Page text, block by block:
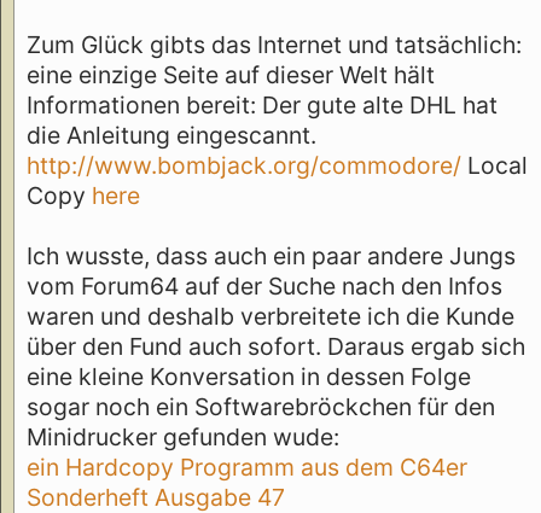
Zum Glück gibts das Internet und tatsächlich:
eine einzige Seite auf dieser Welt hält
Informationen bereit: Der gute alte DHL hat
die Anleitung eingescannt.
http://www.bombjack.org/commodore/ Local
Copy here
Ich wusste, dass auch ein paar andere Jungs
vom Forum64 auf der Suche nach den Infos
waren und deshalb verbreitete ich die Kunde
über den Fund auch sofort. Daraus ergab sich
eine kleine Konversation in dessen Folge
sogar noch ein Softwarebröckchen für den
Minidrucker gefunden wude:
ein Hardcopy Programm aus dem C64er
Sonderheft Ausgabe 47